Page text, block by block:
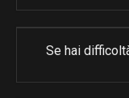
Se hai